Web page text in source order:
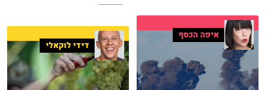
איפה הכסף
דידי לוקאלי